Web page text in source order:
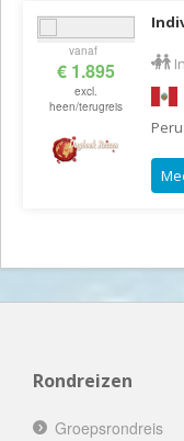
vanaf
€ 1.895
excl.
heen/terugreis
Rondreizen
Groepsrondreis